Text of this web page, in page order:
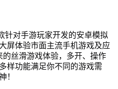
针对手游玩家开发的安卓模拟
屏体验市面主流手机游戏及应
的丝滑游戏体验，多开、操作
样功能满足你不同的游戏需
！